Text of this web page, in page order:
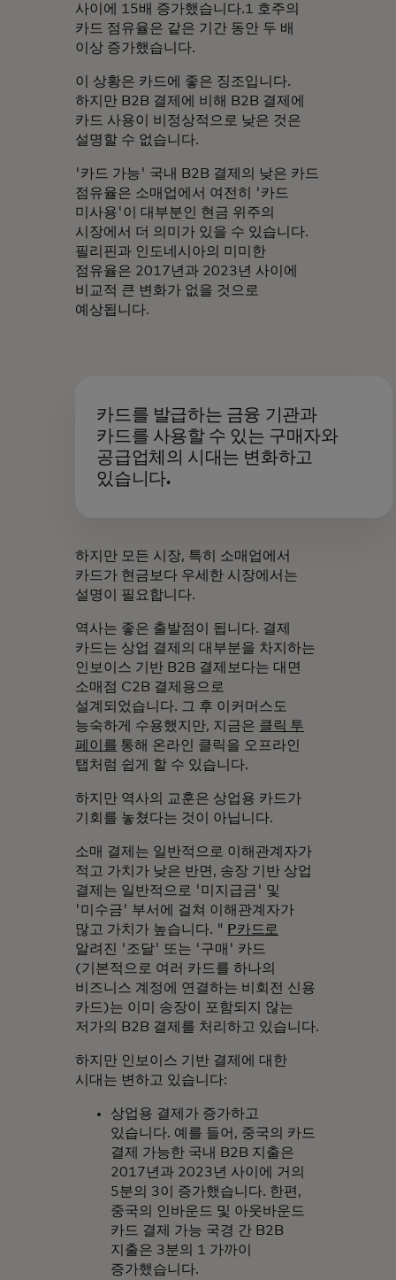
사이에 15배 증가했습니다.1 호주의
카드 점유율은 같은 기간 동안 두 배
이상 증가했습니다.
이 상황은 카드에 좋은 징조입니다.
하지만 B2B 결제에 비해 B2B 결제에
카드 사용이 비정상적으로 낮은 것은
설명할 수 없습니다.
'카드 가능' 국내 B2B 결제의 낮은 카드
점유율은 소매업에서 여전히 '카드
미사용'이 대부분인 현금 위주의
시장에서 더 의미가 있을 수 있습니다.
필리핀과 인도네시아의 미미한
점유율은 2017년과 2023년 사이에
비교적 큰 변화가 없을 것으로
예상됩니다.
카드를 발급하는 금융 기관과
카드를 사용할 수 있는 구매자와
공급업체의 시대는 변화하고
있습니다.
하지만 모든 시장, 특히 소매업에서
카드가 현금보다 우세한 시장에서는
설명이 필요합니다.
역사는 좋은 출발점이 됩니다. 결제
카드는 상업 결제의 대부분을 차지하는
인보이스 기반 B2B 결제보다는 대면
소매점 C2B 결제용으로
설계되었습니다. 그 후 이커머스도
능숙하게 수용했지만, 지금은 클릭 투
페이를 통해 온라인 클릭을 오프라인
탭처럼 쉽게 할 수 있습니다.
하지만 역사의 교훈은 상업용 카드가
기회를 놓쳤다는 것이 아닙니다.
소매 결제는 일반적으로 이해관계자가
적고 가치가 낮은 반면, 송장 기반 상업
결제는 일반적으로 '미지급금' 및
'미수금' 부서에 걸쳐 이해관계자가
많고 가치가 높습니다. " P카드로
알려진 '조달' 또는 '구매' 카드
(기본적으로 여러 카드를 하나의
비즈니스 계정에 연결하는 비회전 신용
카드)는 이미 송장이 포함되지 않는
저가의 B2B 결제를 처리하고 있습니다.
하지만 인보이스 기반 결제에 대한
시대는 변하고 있습니다:
상업용 결제가 증가하고
있습니다. 예를 들어, 중국의 카드
결제 가능한 국내 B2B 지출은
2017년과 2023년 사이에 거의
5분의 3이 증가했습니다. 한편,
중국의 인바운드 및 아웃바운드
카드 결제 가능 국경 간 B2B
지출은 3분의 1 가까이
증가했습니다.